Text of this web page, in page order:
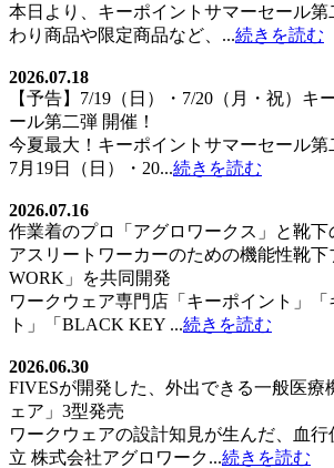
本日より、キーポイントサマーセール
わり商品や限定商品など、...続きを読む
2026.07.18
【予告】7/19（日）・7/20（月・祝）キ
ール第二弾 開催！
今夏最大！キーポイントサマーセール第
7月19日（日）・20...続きを読む
2026.07.16
作業着のプロ「アグロワークス」と靴
アスリートワーカーのための機能性靴
WORK」を共同開発
ワークウェア専門店「キーポイント」
ト」「BLACK KEY ...続きを読む
2026.06.30
FIVESが開発した、外出できる一般医療
ェア」3型発売
ワークウェアの設計知見が生んだ、血
立 株式会社アグロワーク...続きを読む